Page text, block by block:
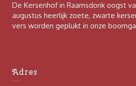
De Kersenhof in Raamsdonk oogst
augustus heerlijk zoete, zwarte
vers worden geplukt in onze
Adres